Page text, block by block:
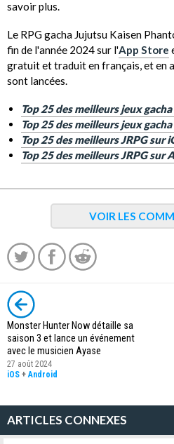
savoir plus.
Le RPG gacha Jujutsu Kaisen
fin de l'année 2024 sur l'App Store
gratuit et traduit en français, et en
sont lancées.
Top 25 des meilleurs jeux gacha
Top 25 des meilleurs jeux
Top 25 des meilleurs JRPG sur
Top 25 des meilleurs JRPG sur
VOIR LES
Monster Hunter Now détaille sa
saison 3 et lance un événement
avec le musicien Ayase
27 août 2024
iOS +Android
ARTICLES CONNEXES